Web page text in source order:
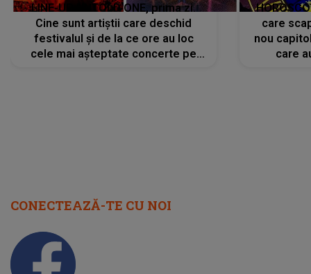
LINE-UP UNTOLD ONE, prima zi.
Cine sunt artiștii care deschid
festivalul și de la ce ore au loc
cele mai așteptate concerte pe
care
nou
care
CONECTEAZĂ-TE CU NOI